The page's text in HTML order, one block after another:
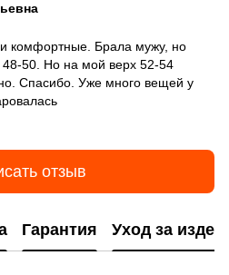
комфортные. Брала мужу, но
50. Но на мой верх 52-54
Спасибо. Уже много вещей у
отзыв
Гарантия Уход за